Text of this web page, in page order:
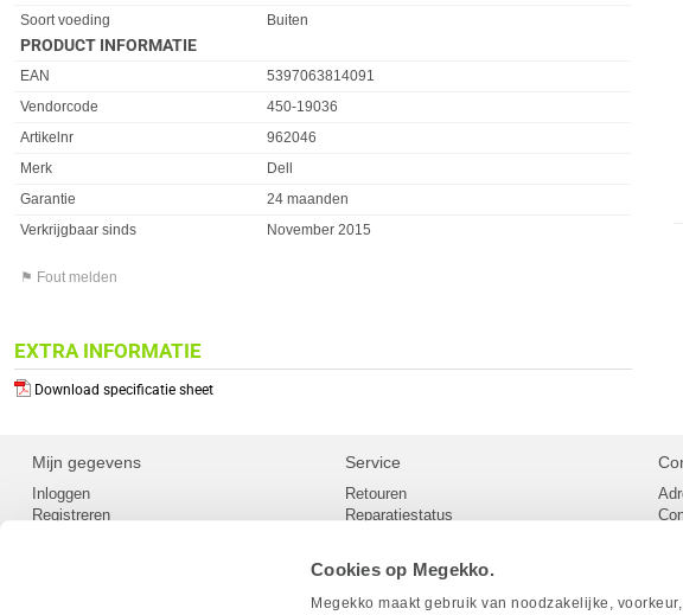
Cookies op Megekko.
Megekko maakt gebruik van noodzakelijke,
Eigenschap Waarde
Soort voeding Buiten
PRODUCT INFORMATIE
EAN
5397063814091
Vendorcode
450-19036
Artikelnr
962046
Merk
Dell
Garantie
24 maanden
Verkrijgbaar sinds
November 2015
⚑ Fout melden
EXTRA INFORMATIE
Download specificatie sheet
Mijn gegevens
Inloggen
Registreren
Service
Retouren
Reparatiestatus
Herroepingsrecht
Betaalmethoden